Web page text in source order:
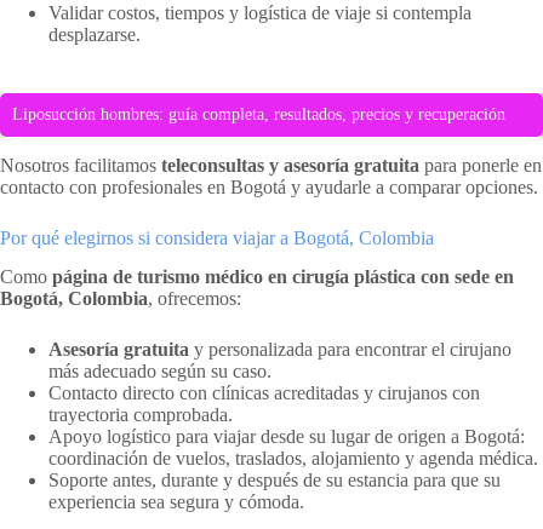
Validar costos, tiempos y logística de viaje si contempla
desplazarse.
Liposucción hombres: guía completa, resultados, precios y recuperación
Nosotros facilitamos teleconsultas y asesoría gratuita para ponerle en
contacto con profesionales en Bogotá y ayudarle a comparar opciones.
Por qué elegirnos si considera viajar a Bogotá, Colombia
Como página de turismo médico en cirugía plástica con sede en
Bogotá, Colombia, ofrecemos:
Asesoría gratuita y personalizada para encontrar el cirujano
más adecuado según su caso.
Contacto directo con clínicas acreditadas y cirujanos con
trayectoria comprobada.
Apoyo logístico para viajar desde su lugar de origen a Bogotá:
coordinación de vuelos, traslados, alojamiento y agenda médica.
Soporte antes, durante y después de su estancia para que su
experiencia sea segura y cómoda.